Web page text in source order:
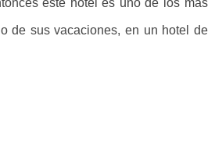
de sus vacaciones, en un hotel de